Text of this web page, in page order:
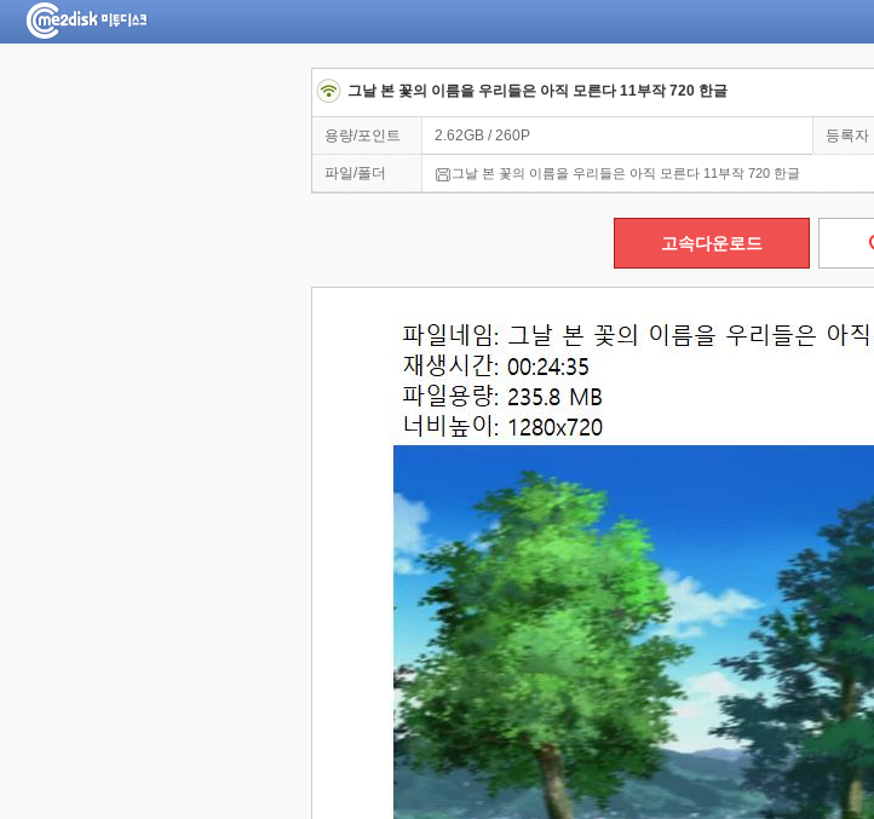
그날 본 꽃의 이름을 우리들은 아직 모른다 11부작 720 한글
용량/포인트 2.62GB / 260P 등록자
파일/폴더 그날 본 꽃의 이름을 우리들은 아직 모른다 11부작 720 한글
고속다운로드